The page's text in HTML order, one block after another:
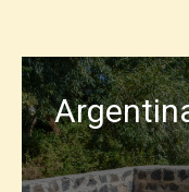
El proyecto
la
las